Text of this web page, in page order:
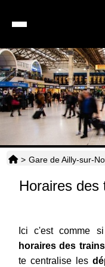
> Gare de Ailly-sur-
Horaires des
Ici c'est comme
horaires des trains
te centralise les